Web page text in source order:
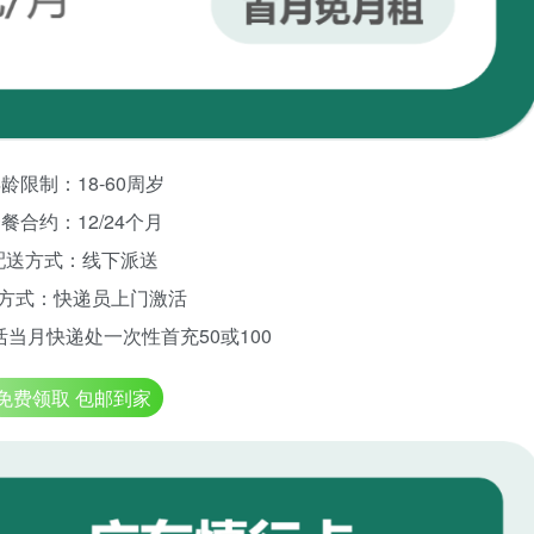
限制：18-60周岁
合约：12/24个月
送方式：线下派送
式：快递员上门激活
当月快递处一次性首充50或100
费领取 包邮到家